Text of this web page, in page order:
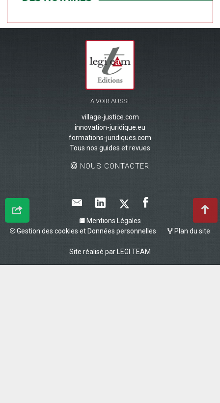
A VOIR AUSSI:
village-justice.com
innovation-juridique.eu
formations-juridiques.com
Tous nos guides et revues
NOUS CONTACTER
Mentions Légales
Gestion des cookies et Données personnelles
Plan du site
Site réalisé par LEGI TEAM